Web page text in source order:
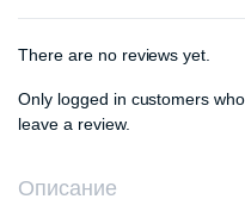
There are no reviews yet.
Only logged in customers
leave a review.
Описание